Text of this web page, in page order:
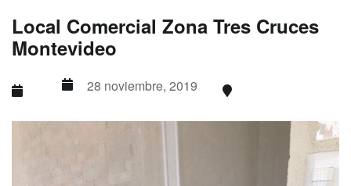
Local Comercial Zona Tres Cruces
Montevideo
28 noviembre, 2019